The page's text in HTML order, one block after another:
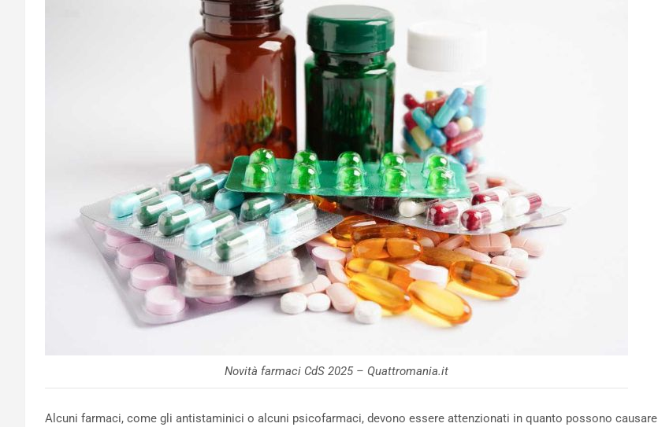
Novità farmaci CdS 2025 – Quattromania.it
Alcuni farmaci, come gli antistaminici o alcuni psicofarmaci, devono essere attenzionati in quanto possono causare